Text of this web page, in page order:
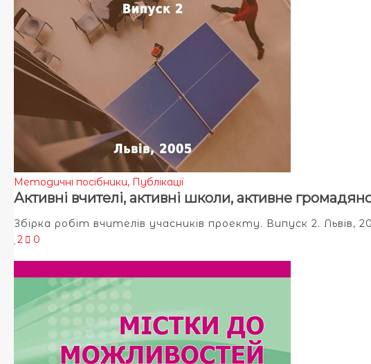
Методичні посібники, Публікації
Активні вчителі, активні школи, активне
Збірка робіт вчителів учасників проекту. Випуск 2. Львів,
2
0